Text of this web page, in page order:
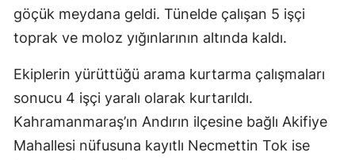
göçük meydana geldi. Tünelde çalışan 5 işçi
toprak ve moloz yığınlarının altında kaldı.
Ekiplerin yürüttüğü arama kurtarma çalışmaları
sonucu 4 işçi yaralı olarak kurtarıldı.
Kahramanmaraş’ın Andırın ilçesine bağlı Akifiye
Mahallesi nüfusuna kayıtlı Necmettin Tok ise